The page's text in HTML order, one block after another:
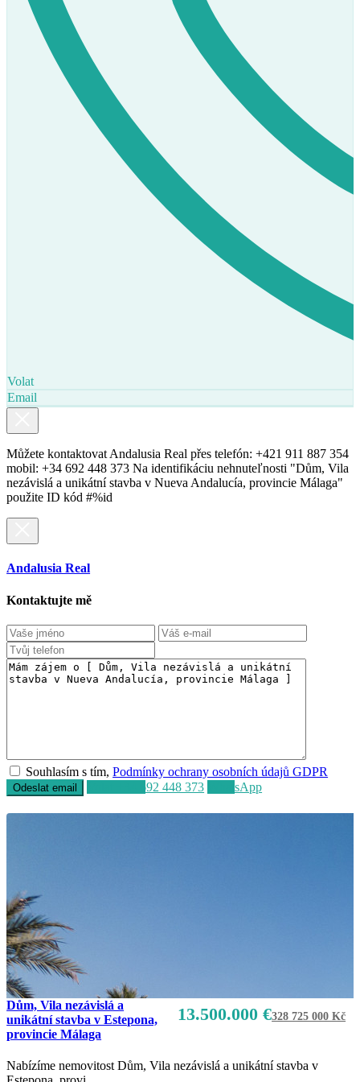
Prodej
Volat
Email
Můžete kontaktovat Andalusia Real přes telefón: +421 911 887 354
mobil: +34 692 448 373 Na identifikáciu nehnuteľnosti "Dům, Vila
nezávislá a unikátní stavba v Nueva Andalucía, provincie Málaga"
použite ID kód #%id
Andalusia Real
Kontaktujte mě
Souhlasím s tím,Podmínky ochrany osobních údajů GDPR
+34 692 448 373 WhatsApp
13.500.000 €328 725 000 Kč
Dům, Vila nezávislá a
unikátní stavba v Estepona,
provincie Málaga
Nabízíme nemovitost Dům, Vila nezávislá a unikátní stavba v